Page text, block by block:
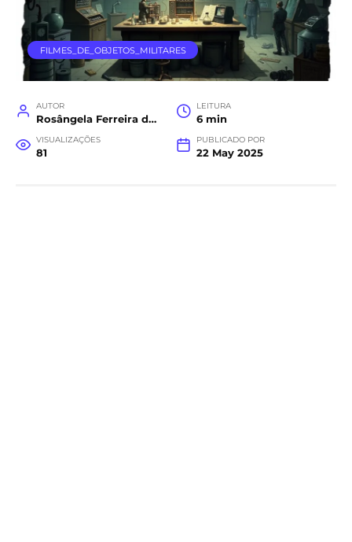
FILMES_DE_OBJETOS_MILITARES
AUTOR
Rosângela Ferreira da Costa
LEITURA
6 min
VISUALIZAÇÕES
81
PUBLICADO POR
22 May 2025